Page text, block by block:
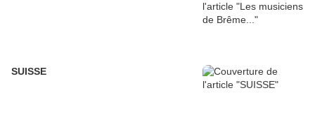
SUISSE